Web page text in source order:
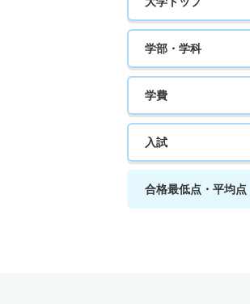
学部・学科
学費
入試
合格最低点・平均点